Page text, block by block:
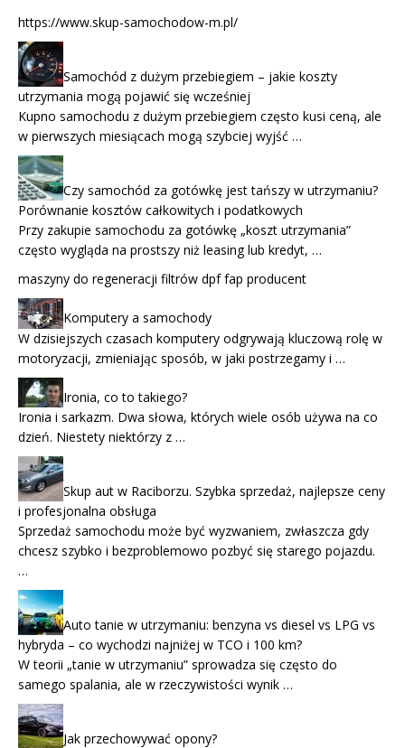
https://www.skup-samochodow-m.pl/
Samochód z dużym przebiegiem – jakie koszty
utrzymania mogą pojawić się wcześniej
Kupno samochodu z dużym przebiegiem często kusi ceną, ale
w pierwszych miesiącach mogą szybciej wyjść …
Czy samochód za gotówkę jest tańszy w utrzymaniu?
Porównanie kosztów całkowitych i podatkowych
Przy zakupie samochodu za gotówkę „koszt utrzymania”
często wygląda na prostszy niż leasing lub kredyt, …
maszyny do regeneracji filtrów dpf fap producent
Komputery a samochody
W dzisiejszych czasach komputery odgrywają kluczową rolę w
motoryzacji, zmieniając sposób, w jaki postrzegamy i …
Ironia, co to takiego?
Ironia i sarkazm. Dwa słowa, których wiele osób używa na co
dzień. Niestety niektórzy z …
Skup aut w Raciborzu. Szybka sprzedaż, najlepsze ceny
i profesjonalna obsługa
Sprzedaż samochodu może być wyzwaniem, zwłaszcza gdy
chcesz szybko i bezproblemowo pozbyć się starego pojazdu.
…
Auto tanie w utrzymaniu: benzyna vs diesel vs LPG vs
hybryda – co wychodzi najniżej w TCO i 100 km?
W teorii „tanie w utrzymaniu” sprowadza się często do
samego spalania, ale w rzeczywistości wynik …
Jak przechowywać opony?